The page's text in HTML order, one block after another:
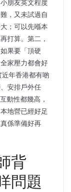
朋友英文程度
，又未試過自
；可以先喺本
打算。第二，
果要「頂硬
家壓力都會好
年香港都有啲
安排戶外任
動性都幾高，
地營已經好足
係準備好再
背
問題